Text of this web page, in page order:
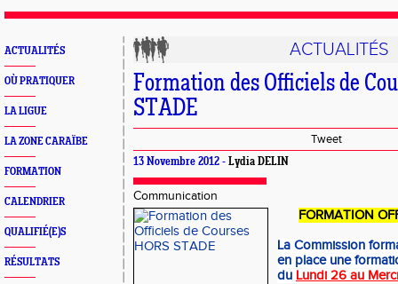
ACTUALITÉS
OÙ PRATIQUER
LA LIGUE
LA ZONE CARAÏBE
FORMATION
CALENDRIER
QUALIFIÉ(E)S
RÉSULTATS
ACTUALITÉS
Formation des Officiels de
STADE
Tweet
13 Novembre 2012 - Lydia DELIN
Communication
FORMATION
La Commission
en place une
du Lundi 26 au